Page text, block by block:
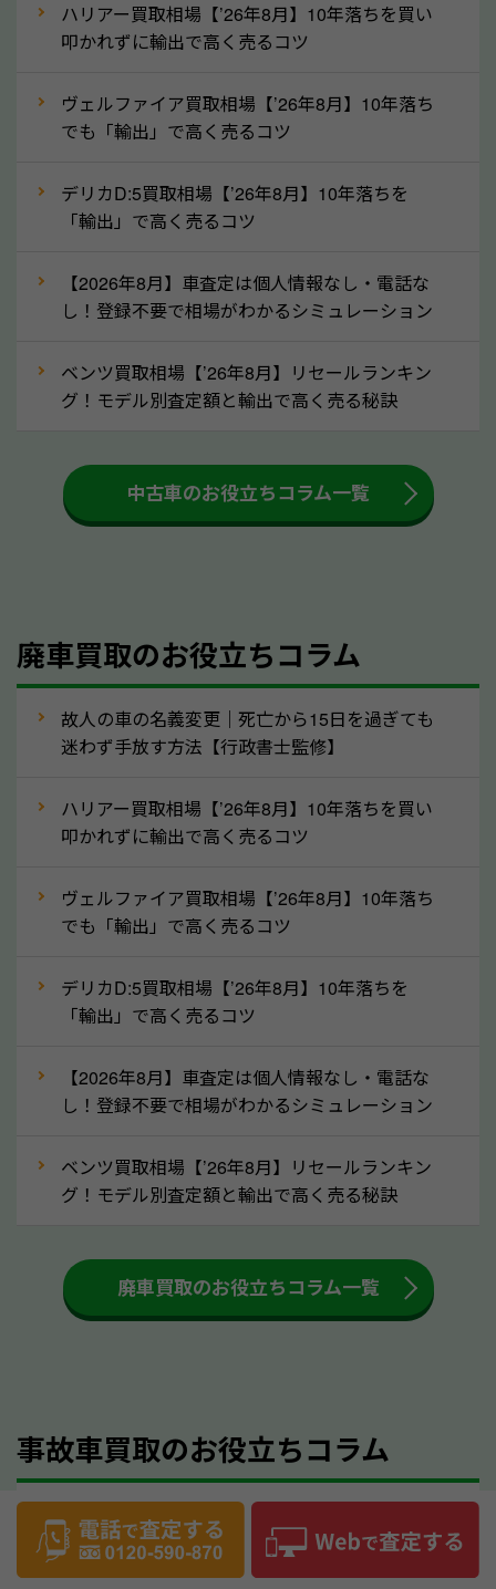
定を行い高価買取価格をつけやすくなります。
ってきます！
月割りで返還されるものです。ですから、自動車税の
還付金は早めに売却するほど多く還付されます。不要
③自動車税の還付金の扱いについて確認し
車を廃車にすると、自動車税の還付金を受け取ること
付金をお客様に返還しない業者もあります。廃車査定
をする際には、自動車税の還付金の返還があるかどう
かを確認するようにしてください。福井県のソコカラ
人気の車種は廃車の状態でも、高価買取が可能です。
産車は高く買取が可能です。「廃車＝買取できない」
なら廃車の車も適正価格で買取できます。他社で買取
拒否となった車も価格がつく可能性があるので、諦め
でも高価買取が可能なケースは珍しくないため、まず
はWebで簡単にできる無料査定をお試しください。
実績」で確認できます。
⑤車内の簡単な清掃で買取価格アップも！
しばらく乗っていない車は、車内のシートや座席の下
が汚れていることも多いです。シミや汚れが付着して
す。車内の汚れは簡単な清掃だけで取り除けることも
多いため、査定前にチェックして、清掃をしておくの
大きな汚れがない限り必要はありません。査定に影響
するケースは少ないため、そのままお持ちいただいて
あるため、まずは福井県のソコカラへ車の状態につい
てお気軽にご相談ください。
⑥車の需要が高まるタイミングで売るのも
高価買取のポイント！
ハリアー買取相場【’26年8月】10年落ちを買い
叩かれずに輸出で高く売るコツ
ヴェルファイア買取相場【’26年8月】10年落ち
でも「輸出」で高く売るコツ
デリカD:5買取相場【’26年8月】10年落ちを
「輸出」で高く売るコツ
【2026年8月】車査定は個人情報なし・電話な
し！登録不要で相場がわかるシミュレーション
ベンツ買取相場【’26年8月】リセールランキン
グ！モデル別査定額と輸出で高く売る秘訣
中古車のお役立ちコラム一覧
廃車買取のお役立ちコラム
故人の車の名義変更｜死亡から15日を過ぎても
迷わず手放す方法【行政書士監修】
ハリアー買取相場【’26年8月】10年落ちを買い
叩かれずに輸出で高く売るコツ
ヴェルファイア買取相場【’26年8月】10年落ち
でも「輸出」で高く売るコツ
デリカD:5買取相場【’26年8月】10年落ちを
「輸出」で高く売るコツ
【2026年8月】車査定は個人情報なし・電話な
し！登録不要で相場がわかるシミュレーション
ベンツ買取相場【’26年8月】リセールランキン
グ！モデル別査定額と輸出で高く売る秘訣
廃車買取のお役立ちコラム一覧
事故車買取のお役立ちコラム
故人の車の名義変更｜死亡から15日を過ぎても
迷わず手放す方法【行政書士監修】